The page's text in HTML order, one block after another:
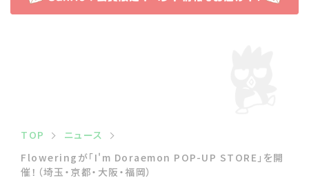
TOP
ニュース
Floweringが「I'm Doraemon POP-UP STORE」を開
催！（埼玉・京都・大阪・福岡）